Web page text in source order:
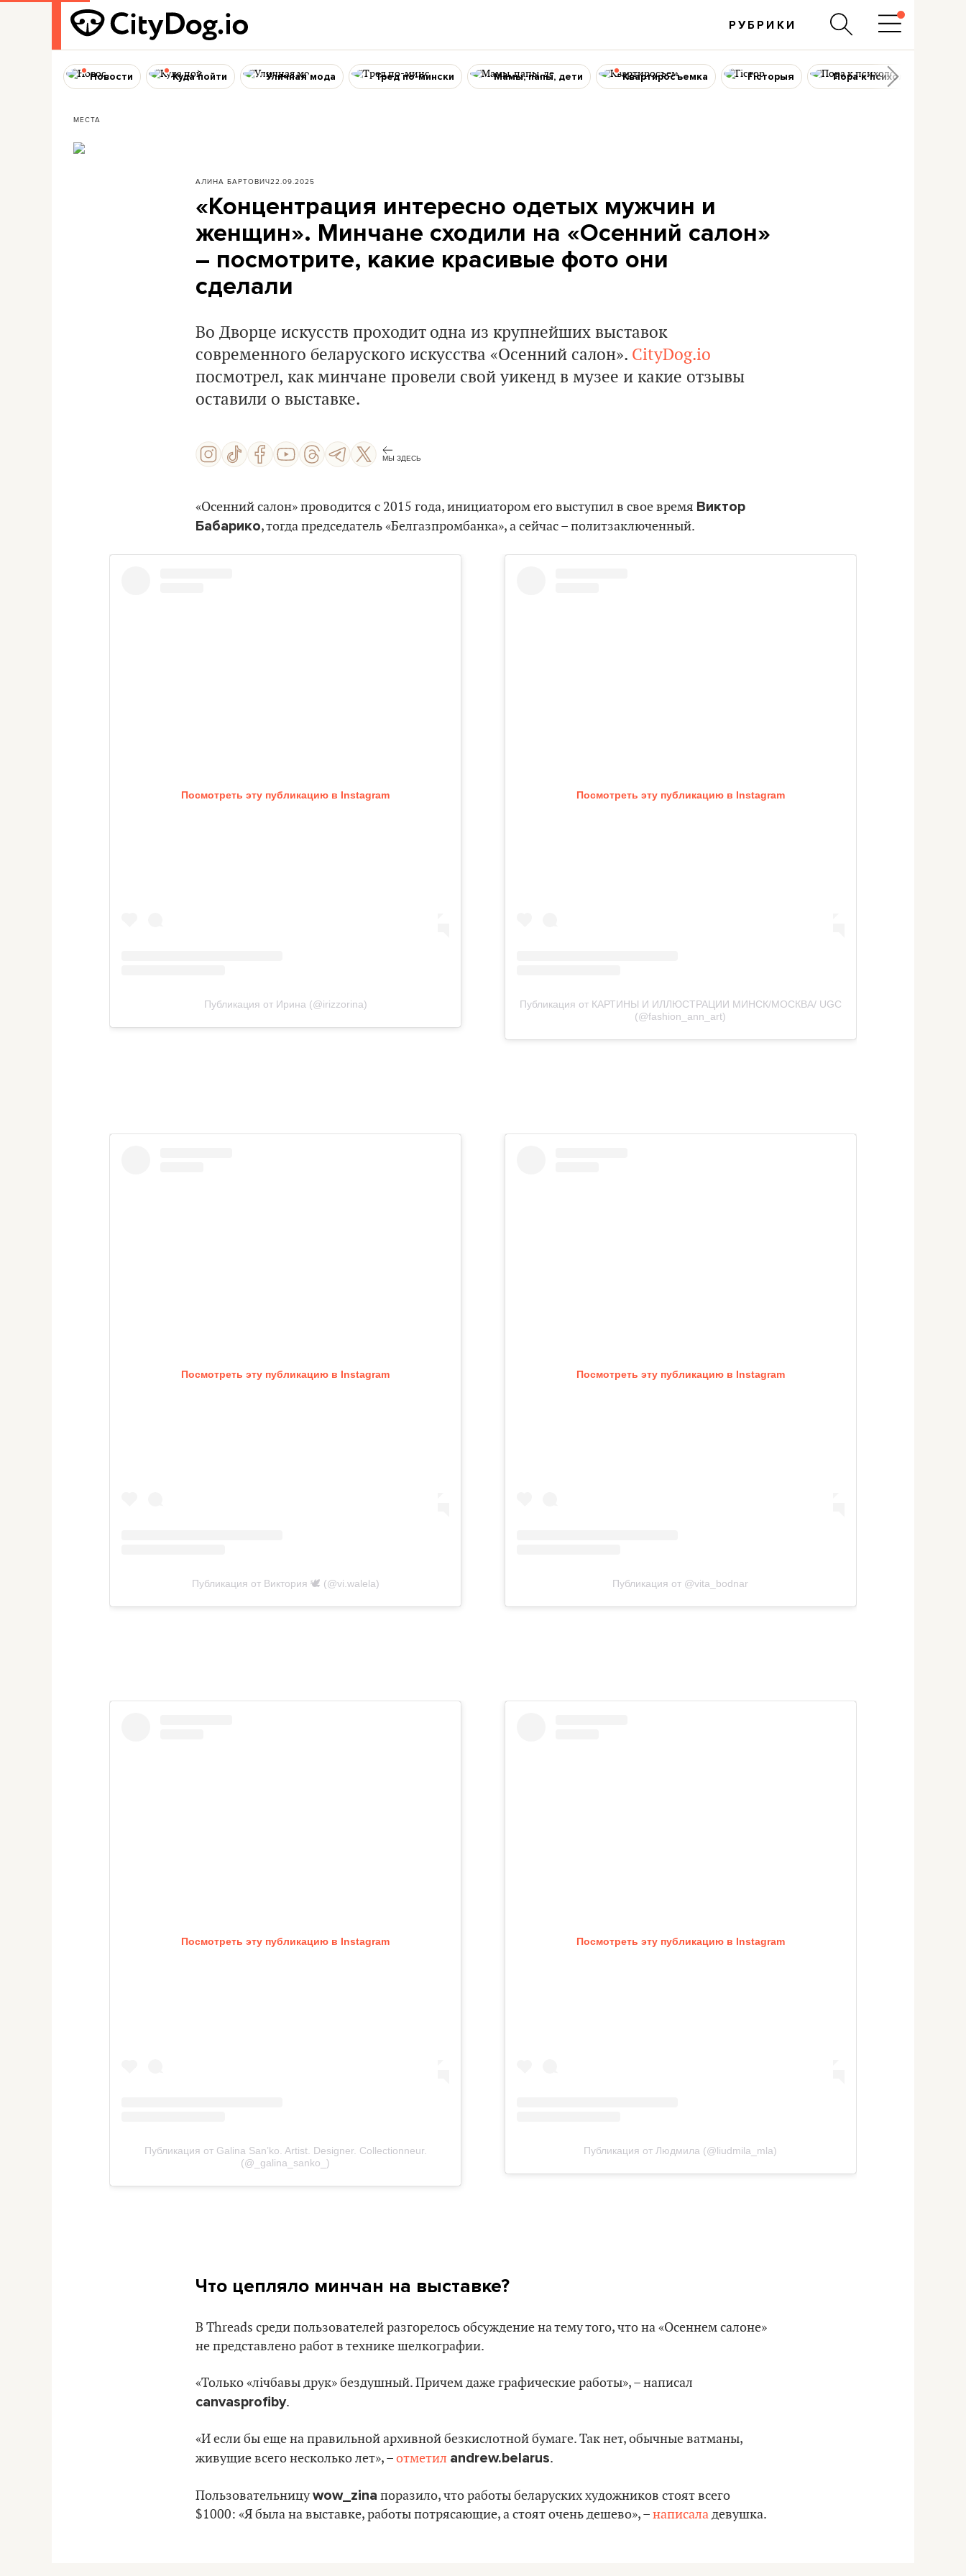
РУБРИКИ
Новости Куда пойти Уличная мода Тред по-мински Мамы, папы, дети Квартиросъемка Гісторыя Пора к психологу
МЕСТА
АЛИНА БАРТОВИЧ22.09.2025
«Концентрация интересно одетых мужчин и
женщин». Минчане сходили на «Осенний салон»
– посмотрите, какие красивые фото они
сделали
Во Дворце искусств проходит одна из крупнейших выставок
современного беларуского искусства «Осенний салон». CityDog.io
посмотрел, как минчане провели свой уикенд в музее и какие отзывы
оставили о выставке.
МЫ ЗДЕСЬ
«Осенний салон» проводится с 2015 года, инициатором его выступил в свое время Виктор
Бабарико, тогда председатель «Белгазпромбанка», а сейчас – политзаключенный.
Посмотреть эту публикацию в Instagram
Публикация от Ирина (@irizzorina)
Посмотреть эту публикацию в Instagram
Публикация от КАРТИНЫ И ИЛЛЮСТРАЦИИ МИНСК/МОСКВА/ UGC
(@fashion_ann_art)
Посмотреть эту публикацию в Instagram
Публикация от Виктория 🕊️ (@vi.walela)
Посмотреть эту публикацию в Instagram
Публикация от @vita_bodnar
Посмотреть эту публикацию в Instagram
Публикация от Galina San’ko. Artist. Designer. Collectionneur.
(@_galina_sanko_)
Посмотреть эту публикацию в Instagram
Публикация от Людмила (@liudmila_mla)
Что цепляло минчан на выставке?
В Threads среди пользователей разгорелось обсуждение на тему того, что на «Осеннем салоне»
не представлено работ в технике шелкографии.
«Только «лічбавы друк» бездушный. Причем даже графические работы», – написал
canvasprofiby.
«И если бы еще на правильной архивной безкислотной бумаге. Так нет, обычные ватманы,
живущие всего несколько лет», –отметил andrew.belarus.
Пользовательницуwow_zina поразило, что работы беларуских художников стоят всего
$1000: «Я была на выставке, работы потрясающие, а стоят очень дешево», –написаладевушка.